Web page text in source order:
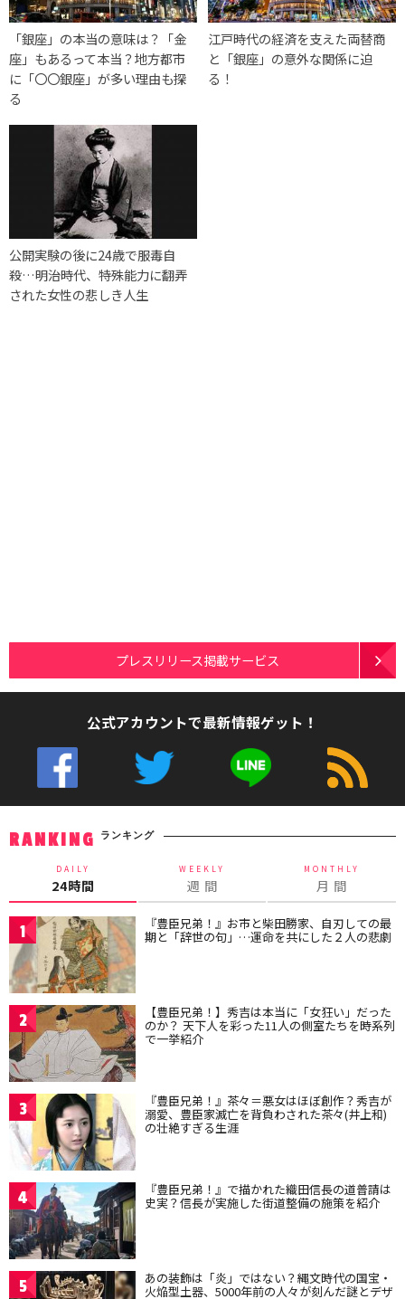
「銀座」の本当の意味は？「金
座」もあるって本当？地方都市
に「〇〇銀座」が多い理由も探
る
江戸時代の経済を支えた両替商
と「銀座」の意外な関係に迫
る！
公開実験の後に24歳で服毒自
殺…明治時代、特殊能力に翻弄
された女性の悲しき人生
プレスリリース掲載サービス
公式アカウントで最新情報ゲット！
RANKING ランキング
DAILY
24時間
WEEKLY
週 間
MONTHLY
月 間
1 『豊臣兄弟！』お市と柴田勝家、自刃しての最
期と「辞世の句」…運命を共にした２人の悲劇
2 【豊臣兄弟！】秀吉は本当に「女狂い」だった
のか？ 天下人を彩った11人の側室たちを時系列
で一挙紹介
3 『豊臣兄弟！』茶々＝悪女はほぼ創作？秀吉が
溺愛、豊臣家滅亡を背負わされた茶々(井上和)
の壮絶すぎる生涯
4 『豊臣兄弟！』で描かれた織田信長の道普請は
史実？信長が実施した街道整備の施策を紹介
5 あの装飾は「炎」ではない？縄文時代の国宝・
火焔型土器、5000年前の人々が刻んだ謎とデザ